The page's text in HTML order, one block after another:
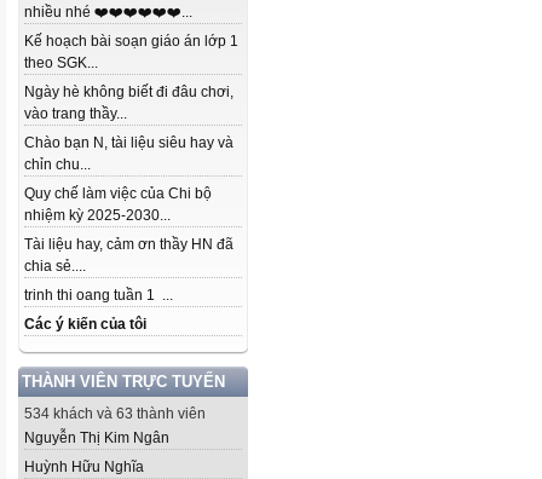
nhiều nhé ❤️❤️❤️❤️❤️❤️...
Kế hoạch bài soạn giáo án lớp 1
theo SGK...
Ngày hè không biết đi đâu chơi,
vào trang thầy...
Chào bạn N, tài liệu siêu hay và
chỉn chu...
Quy chế làm việc của Chi bộ
nhiệm kỳ 2025-2030...
Tài liệu hay, cảm ơn thầy HN đã
chia sẻ....
trinh thi oang tuần 1 ...
Các ý kiến của tôi
THÀNH VIÊN TRỰC TUYẾN
534 khách và 63 thành viên
Nguyễn Thị Kim Ngân
Huỳnh Hữu Nghĩa